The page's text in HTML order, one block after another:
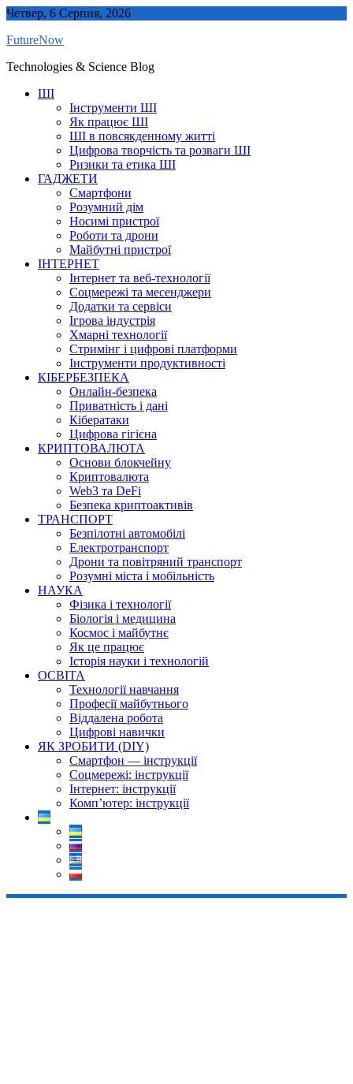
Skip
content
Четвер, 6 Серпня, 2026
FutureNow
Technologies & Science Blog
ШІ
Інструменти ШІ
Як працює ШІ
ШІ в повсякденному житті
Цифрова творчість та розваги ШІ
Ризики та етика ШІ
ГАДЖЕТИ
Смартфони
Розумний дім
Носимі пристрої
Роботи та дрони
Майбутні пристрої
ІНТЕРНЕТ
Інтернет та веб-технології
Соцмережі та месенджери
Додатки та сервіси
Ігрова індустрія
Хмарні технології
Стримінг і цифрові платформи
Інструменти продуктивності
КІБЕРБЕЗПЕКА
Онлайн-безпека
Приватність і дані
Кібератаки
Цифрова гігієна
КРИПТОВАЛЮТА
Основи блокчейну
Криптовалюта
Web3 та DeFi
Безпека криптоактивів
ТРАНСПОРТ
Безпілотні автомобілі
Електротранспорт
Дрони та повітряний транспорт
Розумні міста і мобільність
НАУКА
Фізика і технології
Біологія і медицина
Космос і майбутнє
Як це працює
Історія науки і технологій
ОСВІТА
Технології навчання
Професії майбутнього
Віддалена робота
Цифрові навички
ЯК ЗРОБИТИ (DIY)
Смартфон — інструкції
Соцмережі: інструкції
Інтернет: інструкції
Комп’ютер: інструкції